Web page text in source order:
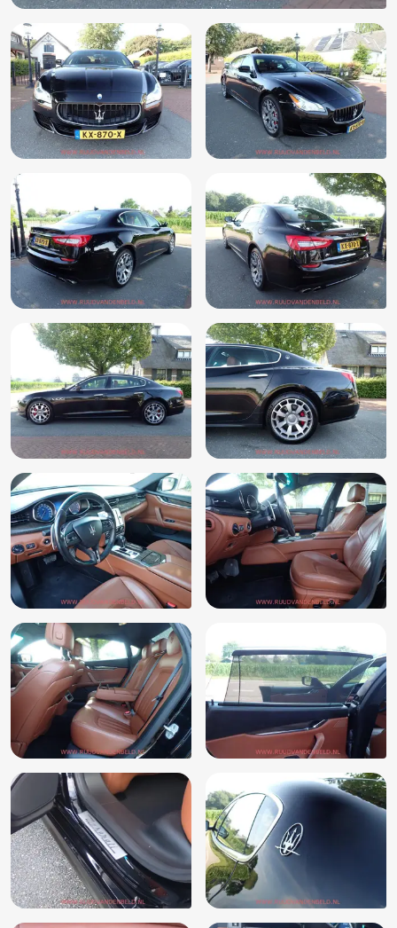
Radiovoorbereiding
Stuur leder
Stuur multifunctioneel
Stuurwiel multifunctioneel
Uitlaat sierstuk